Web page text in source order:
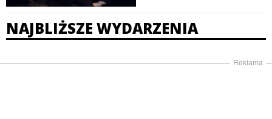
NAJBLIŻSZE WYDARZENIA
Reklama